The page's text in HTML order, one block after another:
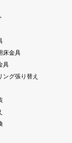
床金具
具
ング張り替え